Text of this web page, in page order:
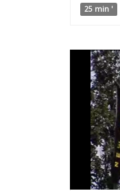
25 min '